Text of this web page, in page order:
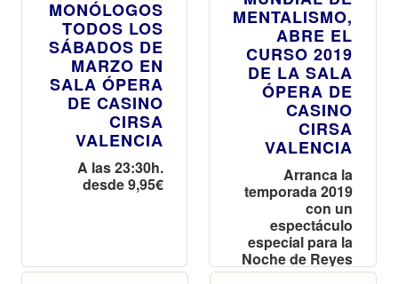
MONÓLOGOS
TODOS LOS
SÁBADOS DE
MARZO EN
SALA ÓPERA
DE CASINO
CIRSA
VALENCIA
A las 23:30h.
desde 9,95€
MENTALISMO,
ABRE EL
CURSO 2019
DE LA SALA
ÓPERA DE
CASINO
CIRSA
VALENCIA
Arranca la
temporada 2019
con un
espectáculo
especial para la
Noche de Reyes